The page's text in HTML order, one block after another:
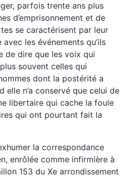
parfois trente ans plus
d’emprisonnement et de
se caractérisent par leur
les événements qu’ils
de dire que les voix qui
souvent celles qui
dont la postérité a
elle n’a conservé que celui de
libertaire qui cache la foule
qui ont pourtant fait la
la correspondance
enrôlée comme infirmière à
153 du Xe arrondissement